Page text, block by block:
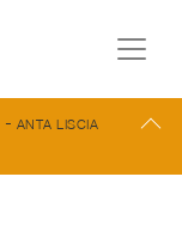
- ANTA LISCIA